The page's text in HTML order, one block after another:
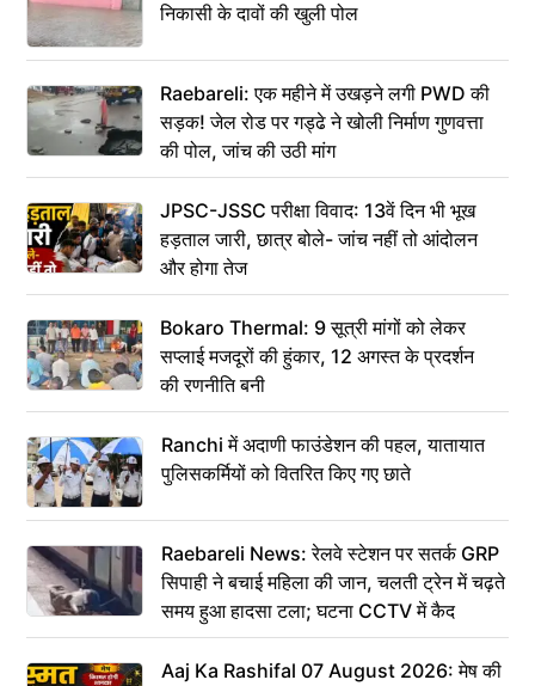
निकासी के दावों की खुली पोल
Raebareli: एक महीने में उखड़ने लगी PWD की
सड़क! जेल रोड पर गड्ढे ने खोली निर्माण गुणवत्ता
की पोल, जांच की उठी मांग
JPSC-JSSC परीक्षा विवाद: 13वें दिन भी भूख
हड़ताल जारी, छात्र बोले- जांच नहीं तो आंदोलन
और होगा तेज
Bokaro Thermal: 9 सूत्री मांगों को लेकर
सप्लाई मजदूरों की हुंकार, 12 अगस्त के प्रदर्शन
की रणनीति बनी
Ranchi में अदाणी फाउंडेशन की पहल, यातायात
पुलिसकर्मियों को वितरित किए गए छाते
Raebareli News: रेलवे स्टेशन पर सतर्क GRP
सिपाही ने बचाई महिला की जान, चलती ट्रेन में चढ़ते
समय हुआ हादसा टला; घटना CCTV में कैद
Aaj Ka Rashifal 07 August 2026: मेष की